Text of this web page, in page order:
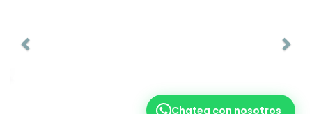
Chatea con nosotros